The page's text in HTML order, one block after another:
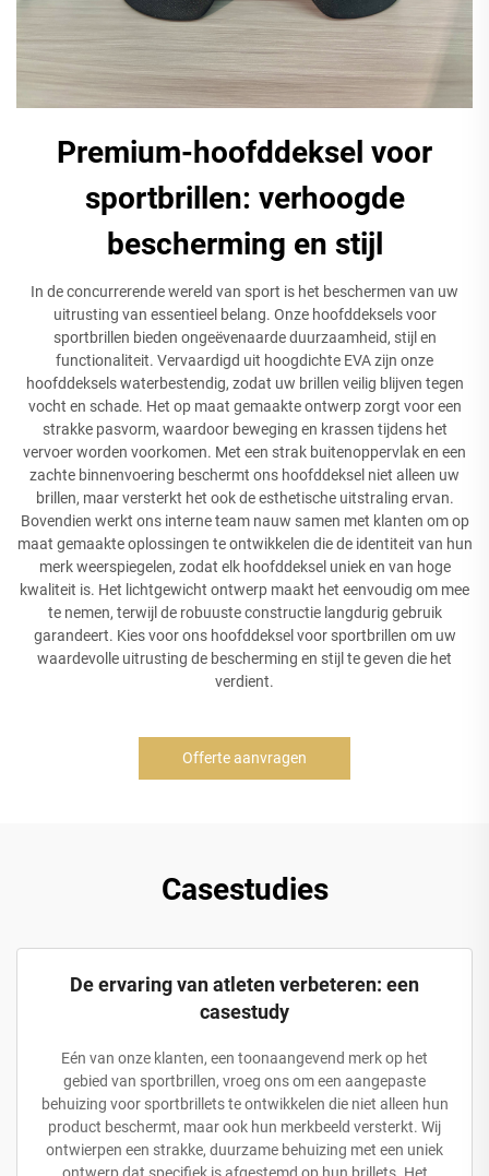
Premium-hoofddeksel voor
sportbrillen: verhoogde
bescherming en stijl
In de concurrerende wereld van sport is het beschermen van uw
uitrusting van essentieel belang. Onze hoofddeksels voor
sportbrillen bieden ongeëvenaarde duurzaamheid, stijl en
functionaliteit. Vervaardigd uit hoogdichte EVA zijn onze
hoofddeksels waterbestendig, zodat uw brillen veilig blijven tegen
vocht en schade. Het op maat gemaakte ontwerp zorgt voor een
strakke pasvorm, waardoor beweging en krassen tijdens het
vervoer worden voorkomen. Met een strak buitenoppervlak en een
zachte binnenvoering beschermt ons hoofddeksel niet alleen uw
brillen, maar versterkt het ook de esthetische uitstraling ervan.
Bovendien werkt ons interne team nauw samen met klanten om op
maat gemaakte oplossingen te ontwikkelen die de identiteit van hun
merk weerspiegelen, zodat elk hoofddeksel uniek en van hoge
kwaliteit is. Het lichtgewicht ontwerp maakt het eenvoudig om mee
te nemen, terwijl de robuuste constructie langdurig gebruik
garandeert. Kies voor ons hoofddeksel voor sportbrillen om uw
waardevolle uitrusting de bescherming en stijl te geven die het
verdient.
Offerte aanvragen
Casestudies
De ervaring van atleten verbeteren: een
casestudy
Eén van onze klanten, een toonaangevend merk op het
gebied van sportbrillen, vroeg ons om een aangepaste
behuizing voor sportbrillets te ontwikkelen die niet alleen hun
product beschermt, maar ook hun merkbeeld versterkt. Wij
ontwierpen een strakke, duurzame behuizing met een uniek